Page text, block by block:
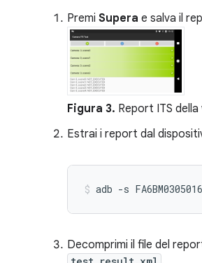
Premi Supera e salva il
Figura 3. Report ITS
Estrai i report dal
Decomprimi il file del